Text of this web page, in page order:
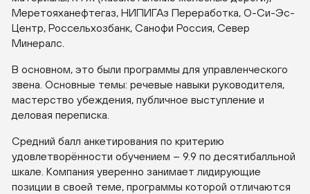
Меретояханефтегаз, НИПИГАз Переработка, О-Си-Эс-
Центр, Россельхозбанк, Санофи Россия, Север
Минералс.
В основном, это были программы для управленческого
звена. Основные темы: речевые навыки руководителя,
мастерство убеждения, публичное выступление и
деловая переписка.
Средний балл анкетирования по критерию
удовлетворённости обучением – 9.9 по десятибалльной
шкале. Компания уверенно занимает лидирующие
позиции в своей теме, программы которой отличаются